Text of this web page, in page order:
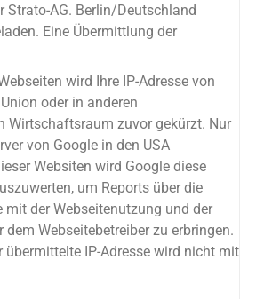
Strato-AG. Berlin/Deutschland
Eine Übermittlung der
wird Ihre IP-Adresse von
oder in anderen
Wirtschaftsraum zuvor gekürzt. Nur
von Google in den USA
Websiten wird Google diese
um Reports über die
der Webseitenutzung und der
Webseitebetreiber zu erbringen.
IP-Adresse wird nicht mit